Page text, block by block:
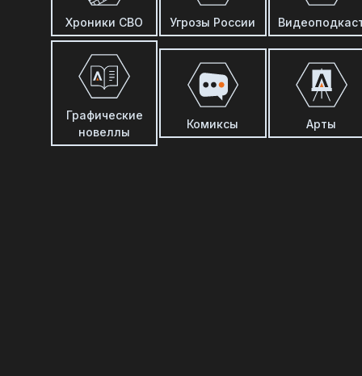
Хроники СВО Угрозы России
Графические
новеллы
Комиксы Арты